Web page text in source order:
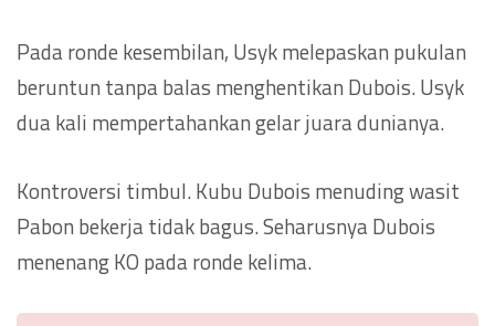
Pada ronde kesembilan, Usyk melepaskan pukulan
beruntun tanpa balas menghentikan Dubois. Usyk
dua kali mempertahankan gelar juara dunianya.
Kontroversi timbul. Kubu Dubois menuding wasit
Pabon bekerja tidak bagus. Seharusnya Dubois
menenang KO pada ronde kelima.